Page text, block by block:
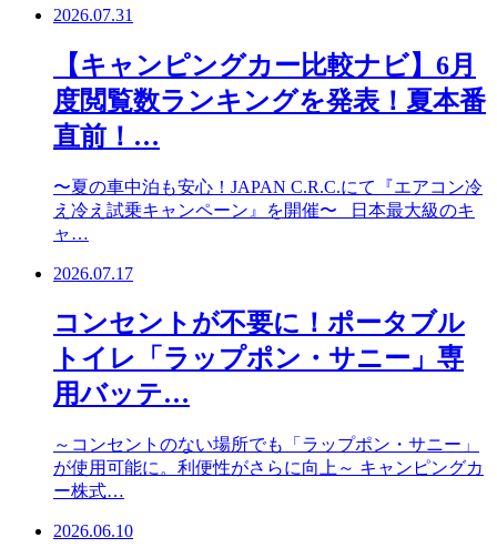
2026.07.31
【キャンピングカー比較ナビ】6月
度閲覧数ランキングを発表！夏本番
直前！…
〜夏の車中泊も安心！JAPAN C.R.C.にて『エアコン冷
え冷え試乗キャンペーン』を開催〜 日本最大級のキ
ャ…
2026.07.17
コンセントが不要に！ポータブル
トイレ「ラップポン・サニー」専
用バッテ…
～コンセントのない場所でも「ラップポン・サニー」
が使用可能に。利便性がさらに向上～ キャンピングカ
ー株式…
2026.06.10